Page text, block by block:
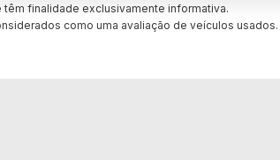
finalidade exclusivamente informativa.
como uma avaliação de veículos usados.